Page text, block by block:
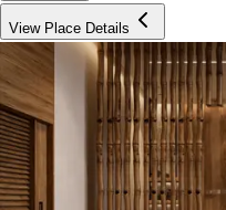
View Place Details